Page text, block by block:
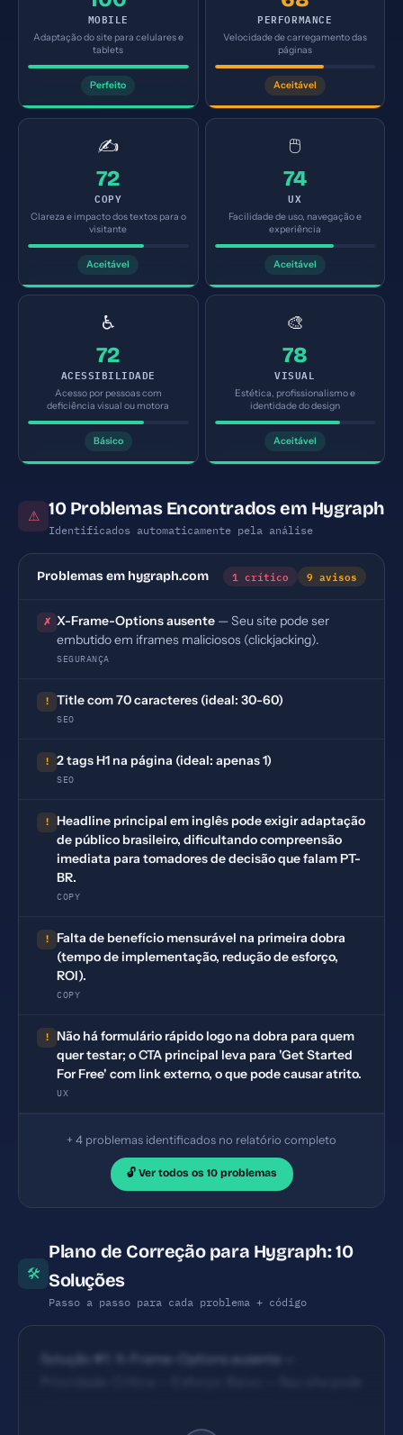
MOBILE
Adaptação do site para celulares e
tablets
Perfeito
PERFORMANCE
Velocidade de carregamento das
páginas
Aceitável
✍️
72
COPY
Clareza e impacto dos textos para o
visitante
Aceitável
🖱️
74
UX
Facilidade de uso, navegação e
experiência
Aceitável
♿
72
ACESSIBILIDADE
Acesso por pessoas com
deficiência visual ou motora
Básico
🎨
78
VISUAL
Estética, profissionalismo e
identidade do design
Aceitável
⚠ 10 Problemas Encontrados em Hygraph
Identificados automaticamente pela análise
Problemas em hygraph.com 1 crítico 9 avisos
✗ X-Frame-Options ausente — Seu site pode ser
embutido em iframes maliciosos (clickjacking).
SEGURANÇA
! Title com 70 caracteres (ideal: 30-60)
SEO
! 2 tags H1 na página (ideal: apenas 1)
SEO
!
Headline principal em inglês pode exigir adaptação
de público brasileiro, dificultando compreensão
imediata para tomadores de decisão que falam PT-
BR.
COPY
!
Falta de benefício mensurável na primeira dobra
(tempo de implementação, redução de esforço,
ROI).
COPY
!
Não há formulário rápido logo na dobra para quem
quer testar; o CTA principal leva para 'Get Started
For Free' com link externo, o que pode causar atrito.
UX
+ 4 problemas identificados no relatório completo
🔓 Ver todos os 10 problemas
🛠
Plano de Correção para Hygraph: 10
Soluções
Passo a passo para cada problema + código
Solução #1: X-Frame-Options ausente —
— Solução #2: Title com 70 caracteres (ideal: 30-